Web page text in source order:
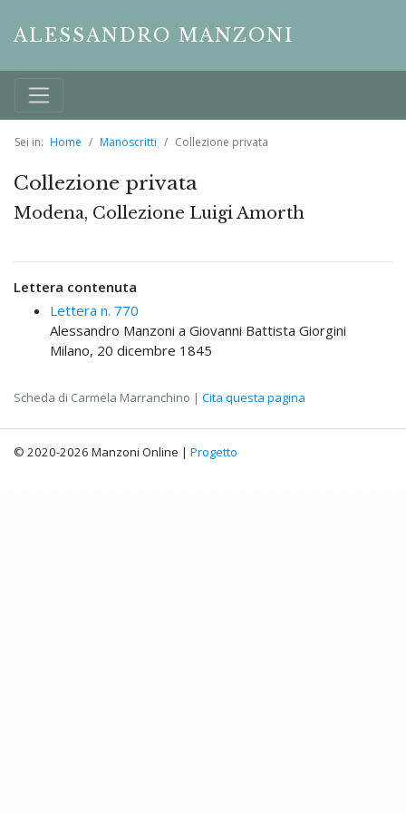
ALESSANDRO MANZONI
Sei in: Home Manoscritti Collezione privata
Collezione privata
Modena, Collezione Luigi Amorth
Lettera contenuta
Lettera n. 770
Alessandro Manzoni a Giovanni Battista Giorgini
Milano, 20 dicembre 1845
Scheda di Carmela Marranchino | Cita questa pagina
© 2020-2026 Manzoni Online | Progetto